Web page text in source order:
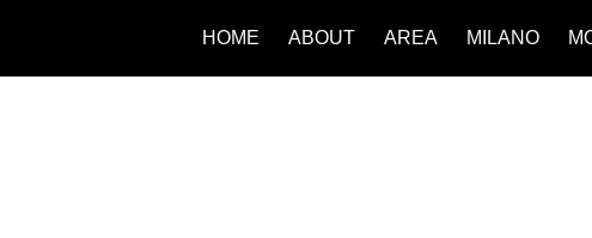
HOME ABOUT AREA MILANO